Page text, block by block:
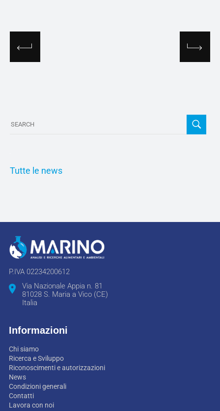
Tutte le news
P.IVA 02234200612
Via Nazionale Appia n. 81
81028 S. Maria a Vico (CE)
Italia
Informazioni
Chi siamo
Ricerca e Sviluppo
Riconoscimenti e autorizzazioni
News
Condizioni generali
Contatti
Lavora con noi